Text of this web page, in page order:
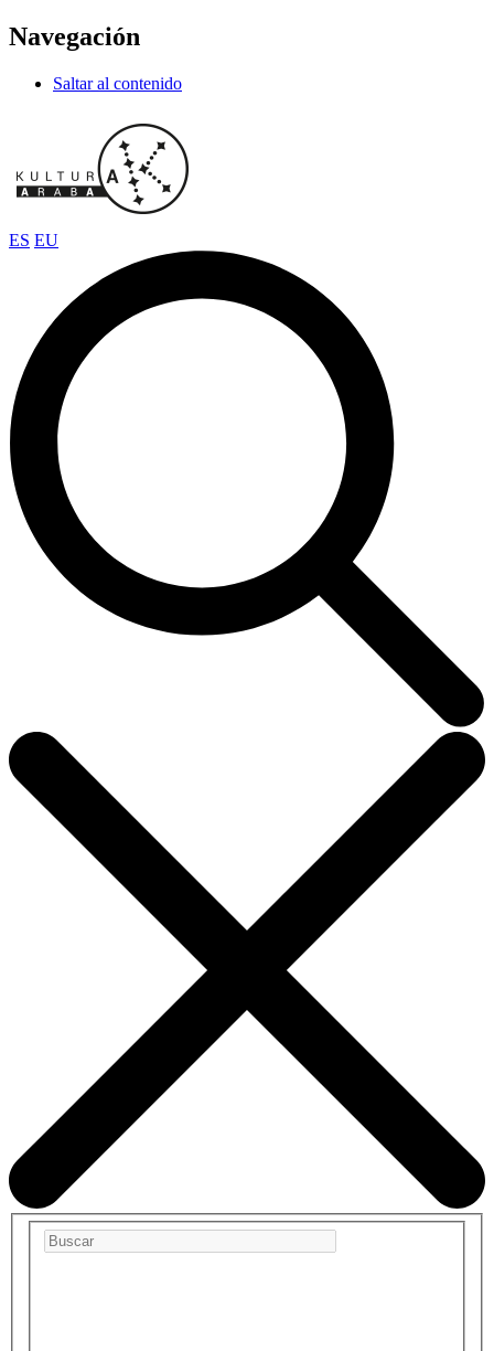
Navegación
Saltar al contenido
ES EU